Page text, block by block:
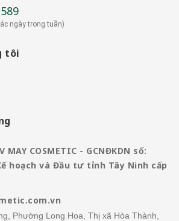
ngày trong tuần)
tôi
MAY COSMETIC - GCNĐKDN số:
hoạch và Đầu tư tỉnh Tây Ninh cấp
Phường Long Hoa, Thị xã Hòa Thành,